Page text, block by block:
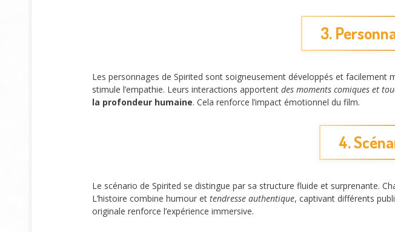
3.
Les personnages de Spirited sont soigneusement développés et facilement
stimule l’empathie. Leurs interactions apportent des moments comiques et
la profondeur humaine. Cela renforce l’impact émotionnel du film.
4.
Le scénario de Spirited se distingue par sa structure fluide et surprenante.
L’histoire combine humour et tendresse authentique, captivant différents
originale renforce l’expérience immersive.